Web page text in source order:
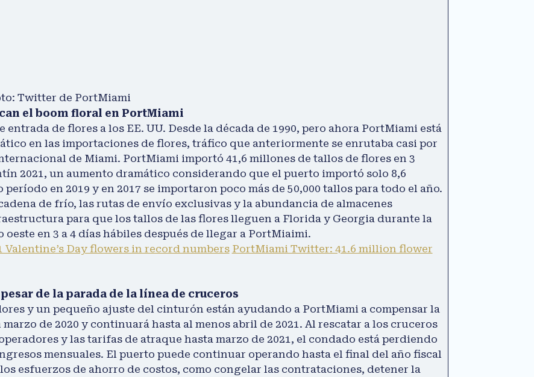
Twitter de PortMiami
el boom floral en PortMiami
de flores a los EE. UU. Desde la década de 1990, pero ahora PortMiami está
en las importaciones de flores, tráfico que anteriormente se enrutaba casi por
de Miami. PortMiami importó 41,6 millones de tallos de flores en 3
2021, un aumento dramático considerando que el puerto importó solo 8,6
en 2019 y en 2017 se importaron poco más de 50,000 tallos para todo el año.
de frío, las rutas de envío exclusivas y la abundancia de almacenes
para que los tallos de las flores lleguen a Florida y Georgia durante la
oeste en 3 a 4 días hábiles después de llegar a PortMiaimi.
Day flowers in record numbers PortMiami Twitter: 41.6 million flower
de la parada de la línea de cruceros
y un pequeño ajuste del cinturón están ayudando a PortMiami a compensar la
de 2020 y continuará hasta al menos abril de 2021. Al rescatar a los cruceros
y las tarifas de atraque hasta marzo de 2021, el condado está perdiendo
mensuales. El puerto puede continuar operando hasta el final del año fiscal
esfuerzos de ahorro de costos, como congelar las contrataciones, detener la